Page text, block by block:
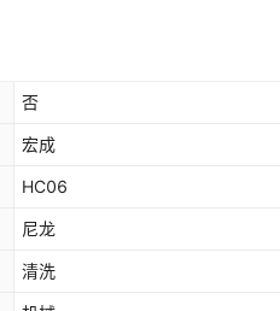
否
宏成
HC06
尼龙
清洗